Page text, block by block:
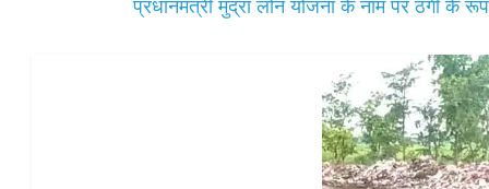
प्रधानमंत्री मुद्रा लोन योजना के नाम पर ठगी के